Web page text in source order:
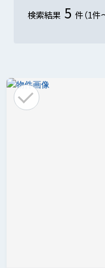
検索結果 5 件（1件